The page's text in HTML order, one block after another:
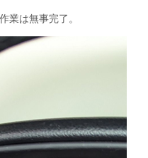
業は無事完了。